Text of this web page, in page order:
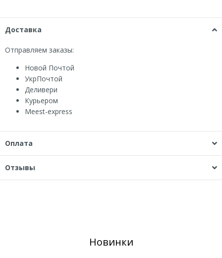
Доставка
Отправляем заказы:
Новой Почтой
УкрПочтой
Деливери
Курьером
Мeest-express
Оплата
Отзывы
Новинки